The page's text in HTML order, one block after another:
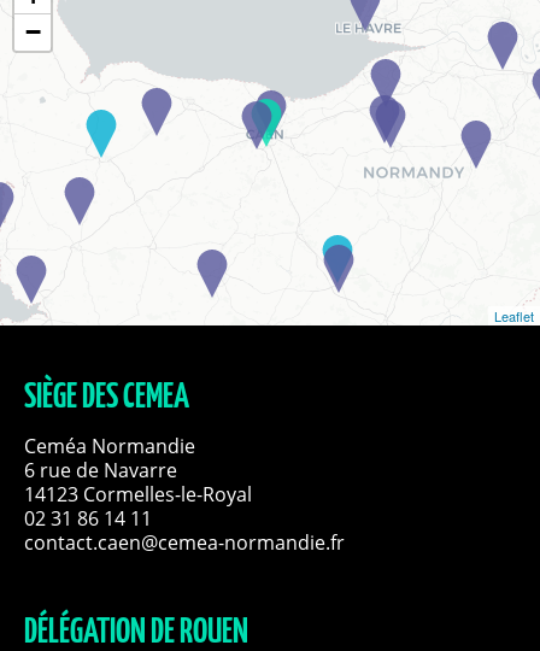
−
Leaflet
SIÈGE DES CEMEA
Ceméa Normandie
6 rue de Navarre
14123 Cormelles-le-Royal
02 31 86 14 11
contact.caen@cemea-normandie.fr
DÉLÉGATION DE ROUEN